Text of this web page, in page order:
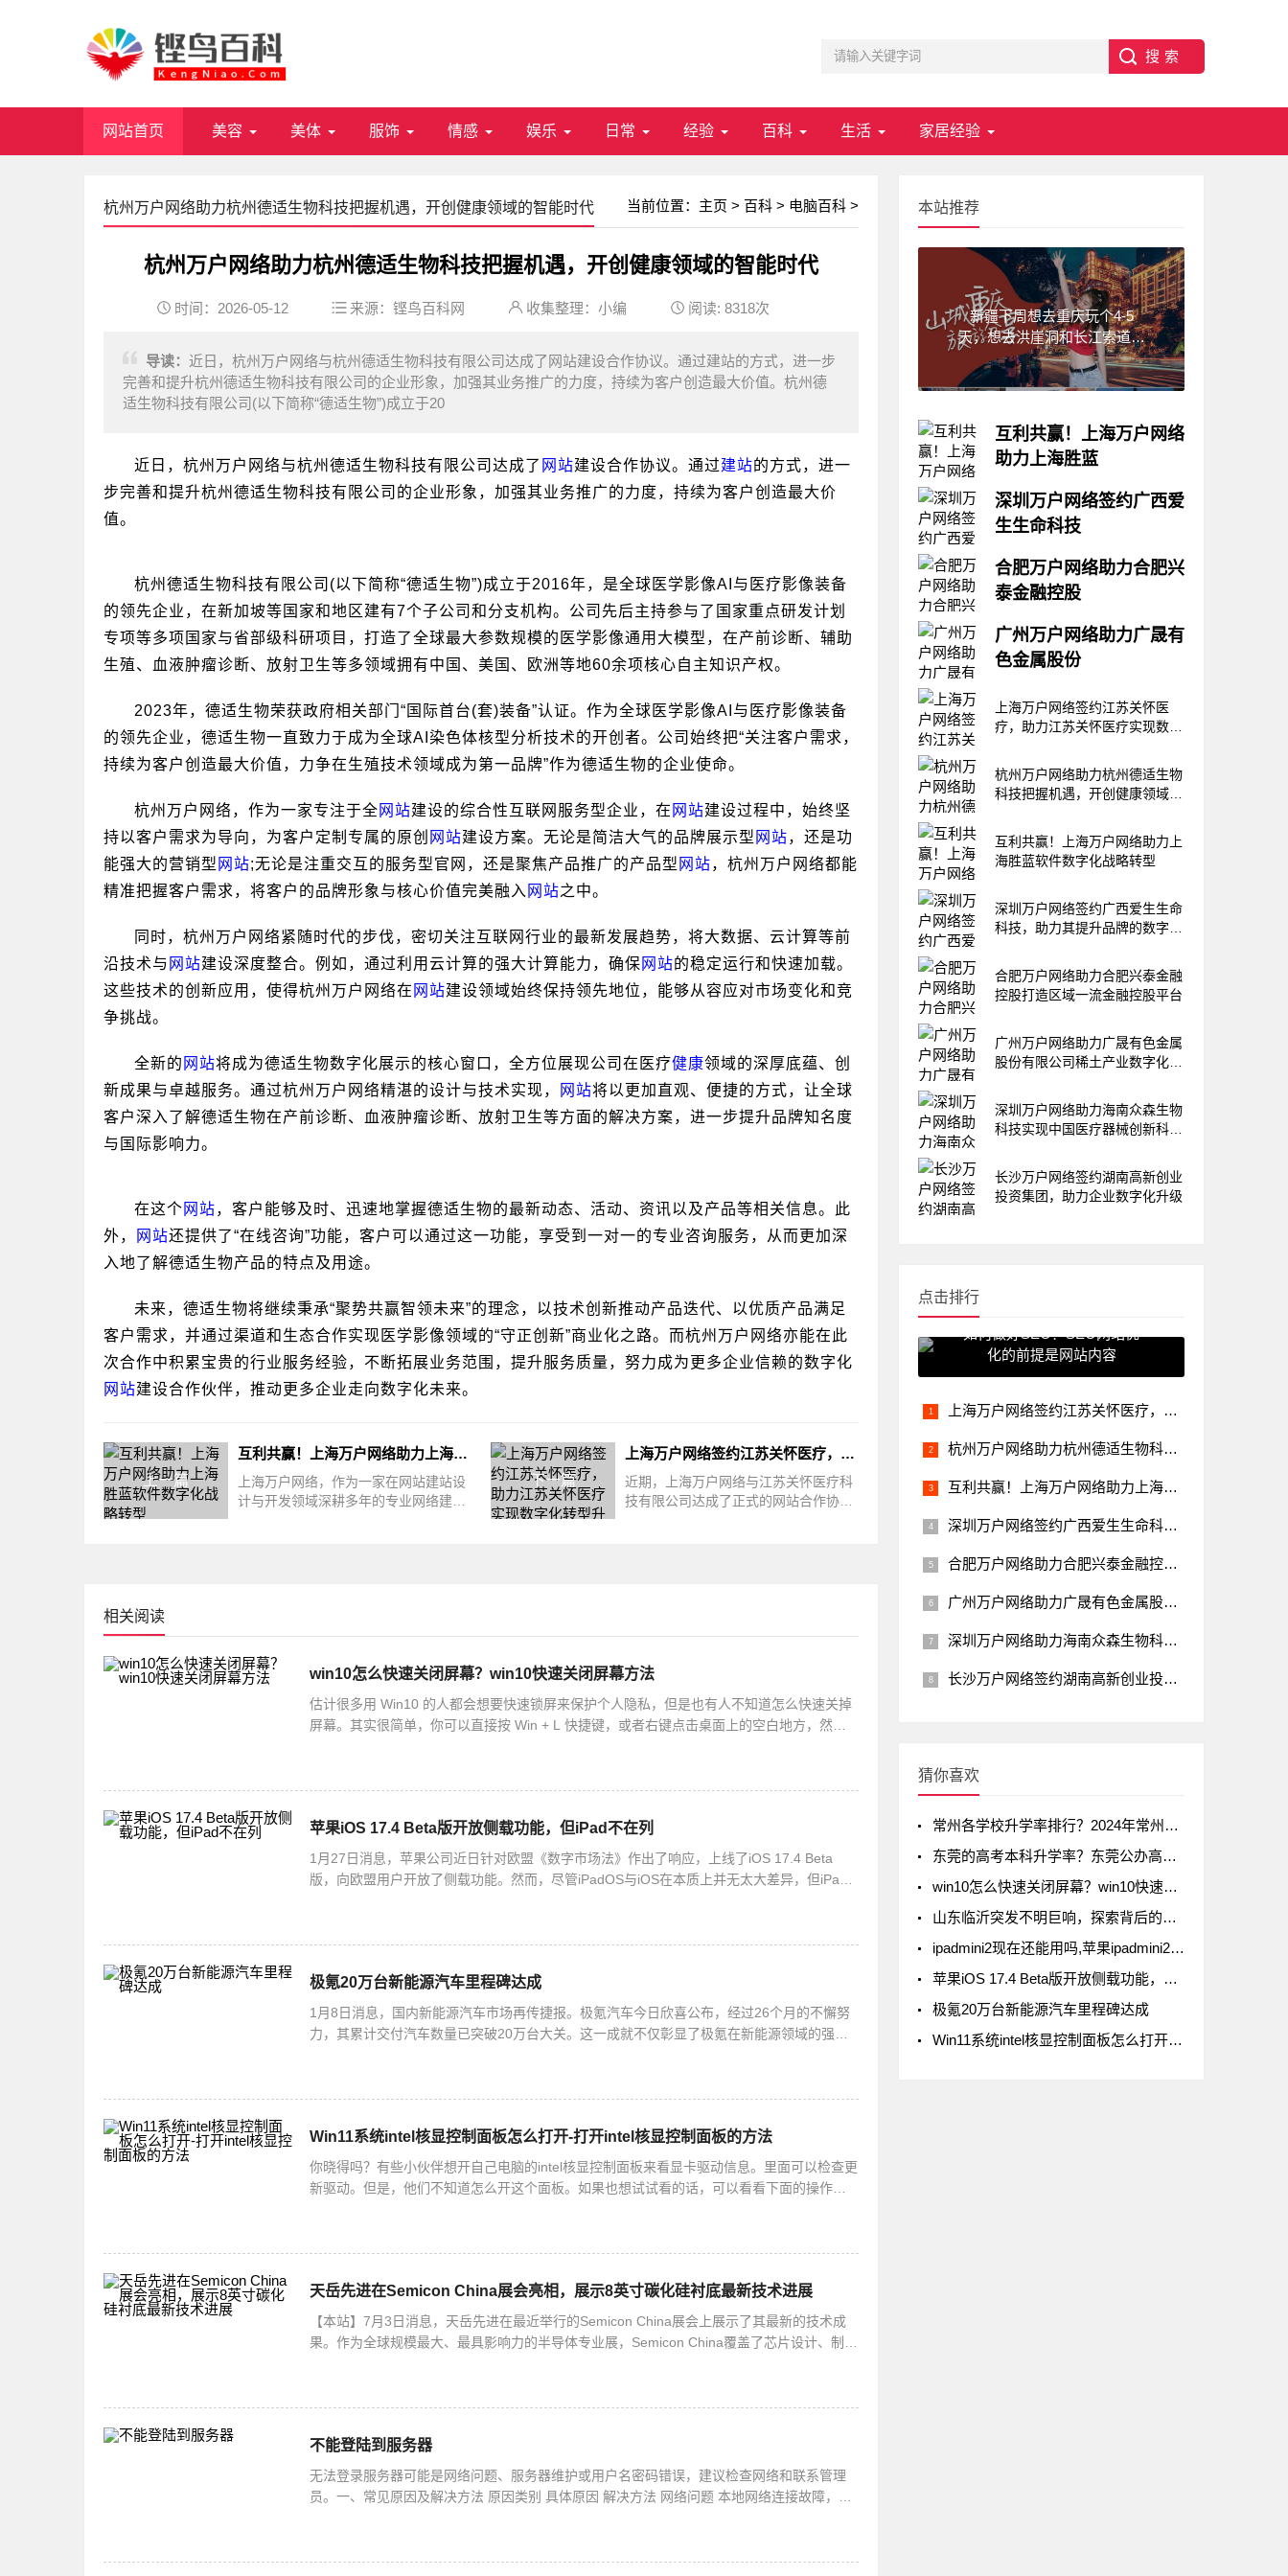
网站首页 美容 美体 服饰 情感 娱乐 日常 经验 百科 生活 家居经验
当前位置： 主页 > 百科 > 电脑百科 >
杭州万户网络助力杭州德适生物科技把握机遇，开创健康领域的智能时代
杭州万户网络助力杭州德适生物科技把握机遇，开创健康领域的智能时代
时间：2026-05-12 来源： 铿鸟百科网 收集整理：小编 阅读: 8318次
导读： 近日，杭州万户网络与杭州德适生物科技有限公司达成了网站建设合作协议。通过建站的方式，进一步
完善和提升杭州德适生物科技有限公司的企业形象，加强其业务推广的力度，持续为客户创造最大价值。杭州德
适生物科技有限公司(以下简称“德适生物”)成立于20
近日，杭州万户网络与杭州德适生物科技有限公司达成了 网站建设合作协议。通过建站的方式，进一
步完善和提升杭州德适生物科技有限公司的企业形象，加强其业务推广的力度，持续为客户创造最大价
值。
杭州德适生物科技有限公司(以下简称“德适生物”)成立于2016年，是全球医学影像AI与医疗影像装备
的领先企业，在新加坡等国家和地区建有7个子公司和分支机构。公司先后主持参与了国家重点研发计划
专项等多项国家与省部级科研项目，打造了全球最大参数规模的医学影像通用大模型，在产前诊断、辅助
生殖、血液肿瘤诊断、放射卫生等多领域拥有中国、美国、欧洲等地60余项核心自主知识产权。
2023年，德适生物荣获政府相关部门“国际首台(套)装备”认证。作为全球医学影像AI与医疗影像装备
的领先企业，德适生物一直致力于成为全球AI染色体核型分析技术的开创者。公司始终把“关注客户需求，
持续为客户创造最大价值，力争在生殖技术领域成为第一品牌”作为德适生物的企业使命。
杭州万户网络，作为一家专注于全 网站建设的综合性互联网服务型企业，在 网站建设过程中，始终坚
持以客户需求为导向，为客户定制专属的原创 网站建设方案。无论是简洁大气的品牌展示型 网站，还是功
能强大的营销型 网站;无论是注重交互的服务型官网，还是聚焦产品推广的产品型 网站，杭州万户网络都能
精准把握客户需求，将客户的品牌形象与核心价值完美融入 网站之中。
同时，杭州万户网络紧随时代的步伐，密切关注互联网行业的最新发展趋势，将大数据、云计算等前
沿技术与 网站建设深度整合。例如，通过利用云计算的强大计算能力，确保 网站的稳定运行和快速加载。
这些技术的创新应用，使得杭州万户网络在 网站建设领域始终保持领先地位，能够从容应对市场变化和竞
争挑战。
全新的 网站将成为德适生物数字化展示的核心窗口，全方位展现公司在医疗健康领域的深厚底蕴、创
新成果与卓越服务。通过杭州万户网络精湛的设计与技术实现，
网站将以更加直观、便捷的方式，让全球
客户深入了解德适生物在产前诊断、血液肿瘤诊断、放射卫生等方面的解决方案，进一步提升品牌知名度
与国际影响力。
在这个 网站，客户能够及时、迅速地掌握德适生物的最新动态、活动、资讯以及产品等相关信息。此
外，
网站还提供了“在线咨询”功能，客户可以通过这一功能，享受到一对一的专业咨询服务，从而更加深
入地了解德适生物产品的特点及用途。
未来，德适生物将继续秉承“聚势共赢智领未来”的理念，以技术创新推动产品迭代、以优质产品满足
客户需求，并通过渠道和生态合作实现医学影像领域的“守正创新”商业化之路。而杭州万户网络亦能在此
次合作中积累宝贵的行业服务经验，不断拓展业务范围，提升服务质量，努力成为更多企业信赖的数字化
网站建设合作伙伴，推动更多企业走向数字化未来。
上一篇
互利共赢！上海万户网络助力上海胜蓝软件数字化战略转型
上海万户网络，作为一家在网站建站设
计与开发领域深耕多年的专业网络建站
下一篇
上海万户网络签约江苏关怀医疗，助力江苏关怀医疗实现数字化转型升级
近期，上海万户网络与江苏关怀医疗科
技有限公司达成了正式的网站合作协
相关阅读
win10怎么快速关闭屏幕？win10快速关闭屏幕方法
估计很多用 Win10 的人都会想要快速锁屏来保护个人隐私，但是也有人不知道怎么快速关掉
屏幕。其实很简单，你可以直接按 Win + L 快捷键，或者右键点击桌面上的空白地方，然后
苹果iOS 17.4 Beta版开放侧载功能，但iPad不在列
1月27日消息，苹果公司近日针对欧盟《数字市场法》作出了响应，上线了iOS 17.4 Beta
版，向欧盟用户开放了侧载功能。然而，尽管iPadOS与iOS在本质上并无太大差异，但iPad
极氪20万台新能源汽车里程碑达成
1月8日消息，国内新能源汽车市场再传捷报。极氪汽车今日欣喜公布，经过26个月的不懈努
力，其累计交付汽车数量已突破20万台大关。这一成就不仅彰显了极氪在新能源领域的强劲
Win11系统intel核显控制面板怎么打开-打开intel核显控制面板的方法
你晓得吗？有些小伙伴想开自己电脑的intel核显控制面板来看显卡驱动信息。里面可以检查更
新驱动。但是，他们不知道怎么开这个面板。如果也想试试看的话，可以看看下面的操作方
天岳先进在Semicon China展会亮相，展示8英寸碳化硅衬底最新技术进展
【本站】7月3日消息，天岳先进在最近举行的Semicon China展会上展示了其最新的技术成
果。作为全球规模最大、最具影响力的半导体专业展，Semicon China覆盖了芯片设计、制
不能登陆到服务器
无法登录服务器可能是网络问题、服务器维护或用户名密码错误，建议检查网络和联系管理
员。一、常见原因及解决方法 原因类别 具体原因 解决方法 网络问题 本地网络连接故障，如
本站推荐
新疆下周想去重庆玩个4-5
天，想去洪崖洞和长江索道，
武隆天坑,求一份重庆旅游攻
略！费用不要太高?
互利共赢！上海万户网络
助力上海胜蓝
上海万户网络，作为一家在网站
建站设计与开发领域深耕多年的
专业网络建站服务公司，积累了
验，能够精准地把握并理解客户
的需求，提供高度定制化的解决
方案。无论是对于初创公司还是
大型企业，上海万户网络都能够
提供从网站策划、
深圳万户网络签约广西爱
生生命科技
近日，深圳万户网络签约广西爱
生生命科技有限公司，为广西爱
生生命科技有限公司打造一个符
站，提升企业的数字化形象，增
强客户和合作伙伴的信任感，提
升企业的品牌价值。广西爱生生
生生命”）成立于2
合肥万户网络助力合肥兴
泰金融控股
近日，合肥万户网络与合肥兴泰
金融控股（集团）有限公司正式
达成网站建设合作协议，助力其
一步提升企业形象，增强业务推
广能力，为客户提供更加便捷、
高效的服务体验。合肥兴泰金融
称“兴泰控股”）
广州万户网络助力广晟有
色金属股份
品牌建设不再仅仅依靠传统的广
告和市场营销手段，网站建设已
忠诚度的关键平台。近日，广州
万户网络和广晟有色金属股份有
限公司正式签订了网站建设合
（简称“广晟有色”
上海万户网络签约江苏关怀医
疗，助力江苏关怀医疗实现数字
杭州万户网络助力杭州德适生物
科技把握机遇，开创健康领域的
互利共赢！上海万户网络助力上
海胜蓝软件数字化战略转型
深圳万户网络签约广西爱生生命
科技，助力其提升品牌的数字化
合肥万户网络助力合肥兴泰金融
控股打造区域一流金融控股平台
广州万户网络助力广晟有色金属
股份有限公司稀土产业数字化进
深圳万户网络助力海南众森生物
科技实现中国医疗器械创新科技
长沙万户网络签约湖南高新创业
投资集团，助力企业数字化升级
点击排行
如何做好SEO？SEO网站优
化的前提是网站内容
上海万户网络签约江苏关怀医疗，助力江苏关怀医疗实现数字化转型升级
杭州万户网络助力杭州德适生物科技把握机遇，开创健康领域的智能时代
互利共赢！上海万户网络助力上海胜蓝软件数字化战略转型
深圳万户网络签约广西爱生生命科技，助力其提升品牌的数字化形象
合肥万户网络助力合肥兴泰金融控股打造区域一流金融控股平台
广州万户网络助力广晟有色金属股份有限公司稀土产业数字化进程
深圳万户网络助力海南众森生物科技实现中国医疗器械创新科技企业的愿景
长沙万户网络签约湖南高新创业投资集团，助力企业数字化升级
猜你喜欢
常州各学校升学率排行？2024年常州初中升学率排名
东莞的高考本科升学率？东莞公办高中录取率有多少
win10怎么快速关闭屏幕？win10快速关闭屏幕方法
山东临沂突发不明巨响，探索背后的真相
ipadmini2现在还能用吗,苹果ipadmini2现在还能用吗
苹果iOS 17.4 Beta版开放侧载功能，但iPad不在列
极氪20万台新能源汽车里程碑达成
Win11系统intel核显控制面板怎么打开-打开intel核显控制面板的方法